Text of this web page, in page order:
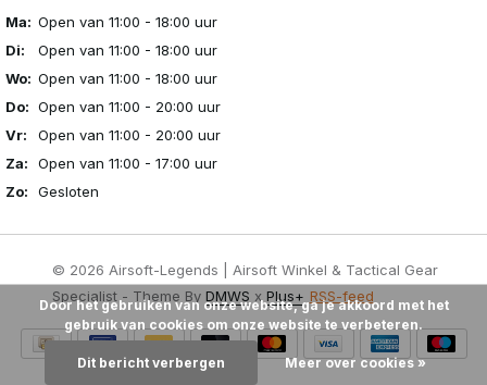
Ma: Open van 11:00 - 18:00 uur
Di:
Open van 11:00 - 18:00 uur
Wo: Open van 11:00 - 18:00 uur
Do: Open van 11:00 - 20:00 uur
Vr:
Open van 11:00 - 20:00 uur
Za:
Open van 11:00 - 17:00 uur
Zo:
Gesloten
© 2026 Airsoft-Legends | Airsoft Winkel & Tactical Gear
Specialist - Theme By DMWS x Plus+ RSS-feed
Door het gebruiken van onze website, ga je akkoord met het
gebruik van cookies om onze website te verbeteren.
Dit bericht verbergen Meer over cookies »